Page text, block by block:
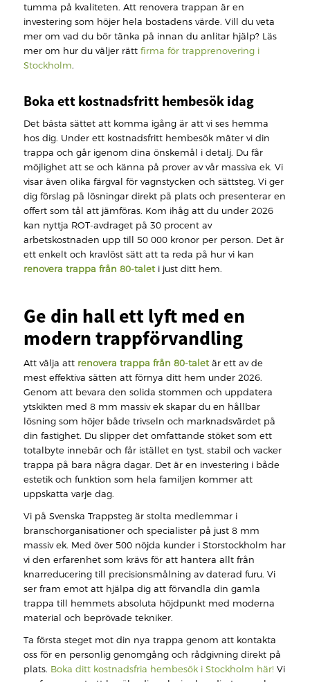
tumma på kvaliteten. Att renovera trappan är en
investering som höjer hela bostadens värde. Vill du veta
mer om vad du bör tänka på innan du anlitar hjälp? Läs
mer om hur du väljer rätt firma för trapprenovering i
Stockholm.
Boka ett kostnadsfritt hembesök idag
Det bästa sättet att komma igång är att vi ses hemma
hos dig. Under ett kostnadsfritt hembesök mäter vi din
trappa och går igenom dina önskemål i detalj. Du får
möjlighet att se och känna på prover av vår massiva ek. Vi
visar även olika färgval för vagnstycken och sättsteg. Vi ger
dig förslag på lösningar direkt på plats och presenterar en
offert som tål att jämföras. Kom ihåg att du under 2026
kan nyttja ROT-avdraget på 30 procent av
arbetskostnaden upp till 50 000 kronor per person. Det är
ett enkelt och kravlöst sätt att ta reda på hur vi kan
renovera trappa från 80-taleti just ditt hem.
Ge din hall ett lyft med en
modern trappförvandling
Att välja att renovera trappa från 80-taletär ett av de
mest effektiva sätten att förnya ditt hem under 2026.
Genom att bevara den solida stommen och uppdatera
ytskikten med 8 mm massiv ek skapar du en hållbar
lösning som höjer både trivseln och marknadsvärdet på
din fastighet. Du slipper det omfattande stöket som ett
totalbyte innebär och får istället en tyst, stabil och vacker
trappa på bara några dagar. Det är en investering i både
estetik och funktion som hela familjen kommer att
uppskatta varje dag.
Vi på Svenska Trappsteg är stolta medlemmar i
branschorganisationer och specialister på just 8 mm
massiv ek. Med över 500 nöjda kunder i Storstockholm har
vi den erfarenhet som krävs för att hantera allt från
knarreducering till precisionsmålning av daterad furu. Vi
ser fram emot att hjälpa dig att förvandla din gamla
trappa till hemmets absoluta höjdpunkt med moderna
material och beprövade tekniker.
Ta första steget mot din nya trappa genom att kontakta
oss för en personlig genomgång och rådgivning direkt på
plats. Boka ditt kostnadsfria hembesök i Stockholm här! Vi